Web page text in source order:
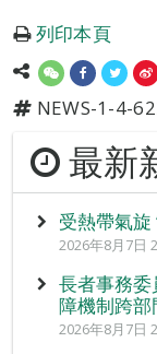
列印本頁
NEWS-1-4-
最新
受熱帶氣
2026年8月7日
長者事務
障機制跨
2026年8月7日